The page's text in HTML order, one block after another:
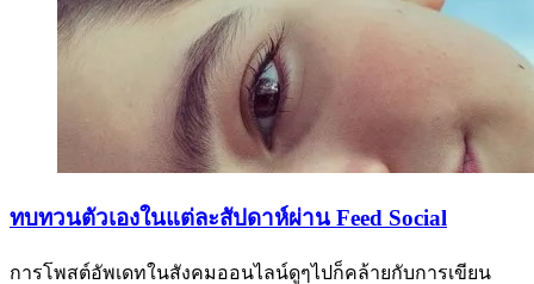
ทบทวนตัวเองในแต่ละสัปดาห์ผ่าน Feed Social
การโพสต์อัพเดทในสังคมออนไลน์ดูๆไปก็คล้ายกับการเขียน